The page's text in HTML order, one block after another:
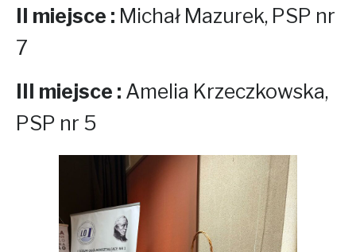
II miejsce : Michał Mazurek, PSP nr
7
III miejsce : Amelia Krzeczkowska,
PSP nr 5